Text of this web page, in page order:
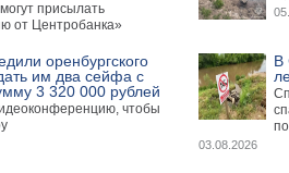
присылать
от Центробанка»
оренбургского
им два сейфа с
3 320 000 рублей
чтобы
В
03.08.2026